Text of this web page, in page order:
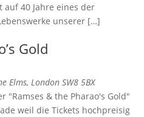
auf 40 Jahre eines der
unserer […]
Gold
Elms, London SW8 5BX
"Ramses & the Pharao's Gold"
weil die Tickets hochpreisig